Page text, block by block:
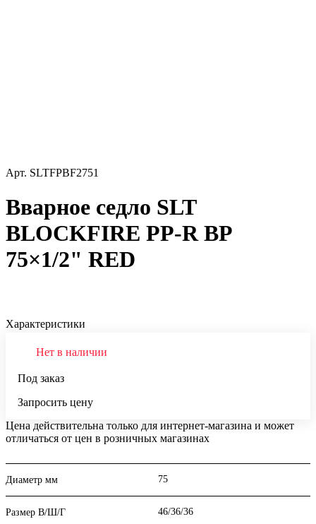
Арт. SLTFPBF2751
Вварное седло SLT
BLOCKFIRE PP-R ВР
75×1/2" RED
Характеристики
Нет в наличии
Под заказ
Запросить цену
Цена действительна только для интернет-магазина и может
отличаться от цен в розничных магазинах
Диаметр мм 75
Размер В/Ш/Г 46/36/36